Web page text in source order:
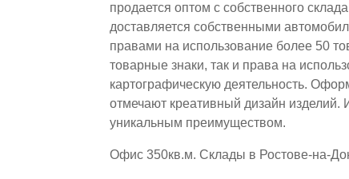
продается оптом с собственного
доставляется собственными
правами на использование более 50
товарные знаки, так и права на
картографическую деятельность.
отмечают креативный дизайн изделий.
уникальным преимуществом.
Офис 350кв.м. Склады в Ростове-на-